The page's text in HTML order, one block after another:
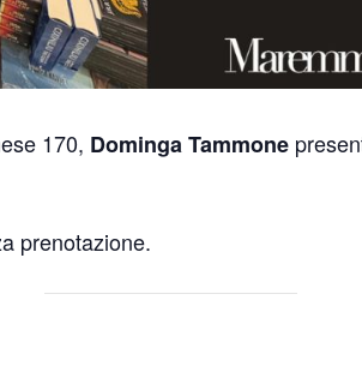
170, Dominga Tammone
prenotazione.